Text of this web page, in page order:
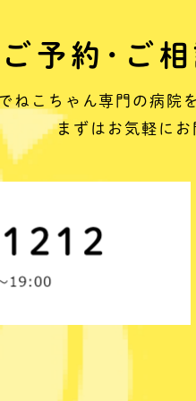
ご予約･ご
ねこちゃん専門の病院
まずはお気軽に